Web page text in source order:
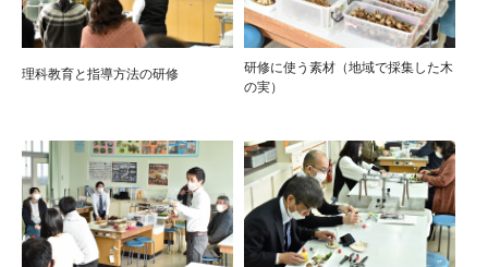
理科教育と指導方法の研修
研修に使う素材（地域で採集した木
の実）